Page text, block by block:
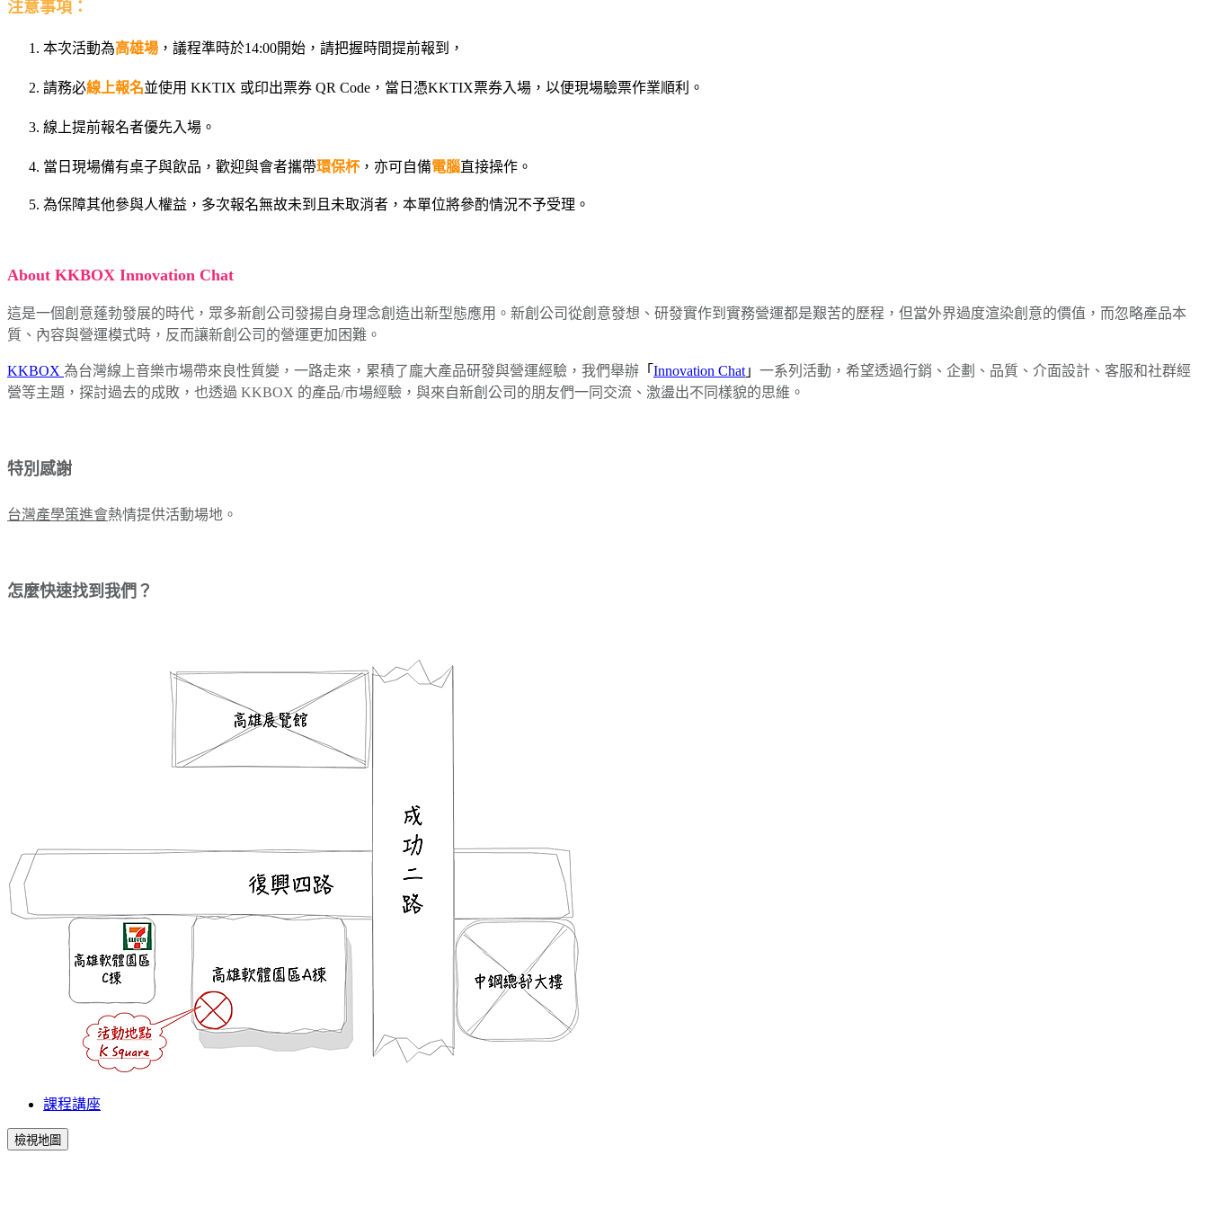
注意事項：
本次活動為高雄場 ， 議程準時於14:00開始，請把握時間提前報到，
請務必線上報名並使用 KKTIX 或印出票券 QR Code，當日憑KKTIX票券入場，以便現場驗票作業順利。
線上提前報名者優先入場。
當日現場備有桌子與飲品，歡迎與會者攜帶環保杯，亦可自備電腦直接操作。
為保障其他參與人權益，多次報名無故未到且未取消者，本單位將參酌情況不予受理。
About KKBOX Innovation Chat
這是一個創意蓬勃發展的時代，眾多新創公司發揚自身理念創造出新型態應用。新創公司從創意發想、研發實作到實務營運都是艱苦的歷程，但當外界過度渲染創意的價值，而忽略產品本
質、內容與營運模式時，反而讓新創公司的營運更加困難。
KKBOX 為台灣線上音樂市場帶來良性質變，一路走來，累積了龐大產品研發與營運經驗，我們舉辦 「 Innovation Chat 」 一系列活動，希望透過行銷、企劃、品質、介面設計、客服和社群經
營等主題，探討過去的成敗，也透過 KKBOX 的產品/市場經驗，與來自新創公司的朋友們一同交流、激盪出不同樣貌的思維。
特別感謝
台灣產學策進會熱情提供活動場地。
怎麼快速找到我們？
課程講座
檢視地圖